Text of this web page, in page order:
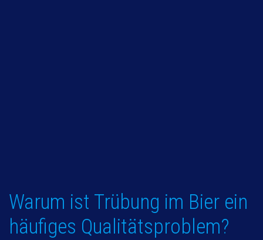
Warum ist Trübung im Bier ein
häufiges Qualitätsproblem?